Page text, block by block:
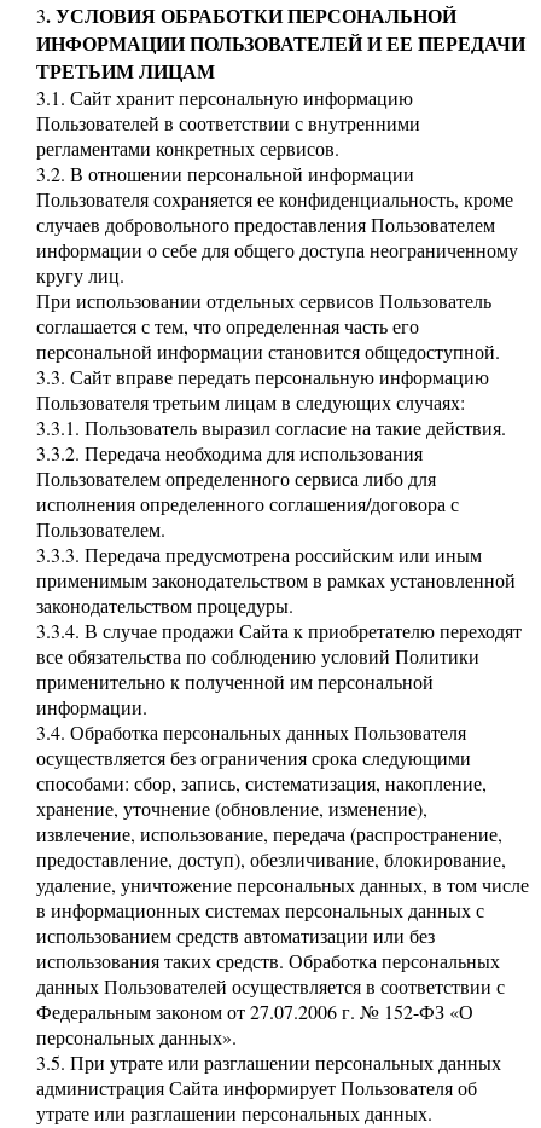
3. УСЛОВИЯ ОБРАБОТКИ ПЕРСОНАЛЬНОЙ
ИНФОРМАЦИИ ПОЛЬЗОВАТЕЛЕЙ И ЕЕ ПЕРЕДАЧИ
ТРЕТЬИМ ЛИЦАМ
3.1. Сайт хранит персональную информацию
Пользователей в соответствии с внутренними
регламентами конкретных сервисов.
3.2. В отношении персональной информации
Пользователя сохраняется ее конфиденциальность, кроме
случаев добровольного предоставления Пользователем
информации о себе для общего доступа неограниченному
кругу лиц.
При использовании отдельных сервисов Пользователь
соглашается с тем, что определенная часть его
персональной информации становится общедоступной.
3.3. Сайт вправе передать персональную информацию
Пользователя третьим лицам в следующих случаях:
3.3.1. Пользователь выразил согласие на такие действия.
3.3.2. Передача необходима для использования
Пользователем определенного сервиса либо для
исполнения определенного соглашения/договора с
Пользователем.
3.3.3. Передача предусмотрена российским или иным
применимым законодательством в рамках установленной
законодательством процедуры.
3.3.4. В случае продажи Сайта к приобретателю переходят
все обязательства по соблюдению условий Политики
применительно к полученной им персональной
информации.
3.4. Обработка персональных данных Пользователя
осуществляется без ограничения срока следующими
способами: сбор, запись, систематизация, накопление,
хранение, уточнение (обновление, изменение),
извлечение, использование, передача (распространение,
предоставление, доступ), обезличивание, блокирование,
удаление, уничтожение персональных данных, в том числе
в информационных системах персональных данных с
использованием средств автоматизации или без
использования таких средств. Обработка персональных
данных Пользователей осуществляется в соответствии с
Федеральным законом от 27.07.2006 г. № 152-ФЗ «О
персональных данных».
3.5. При утрате или разглашении персональных данных
администрация Сайта информирует Пользователя об
утрате или разглашении персональных данных.